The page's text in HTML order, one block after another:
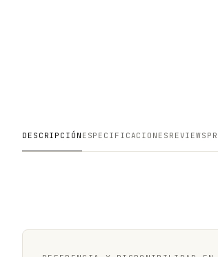
DESCRIPCIÓN ESPECIFICACIONES REVIEWS